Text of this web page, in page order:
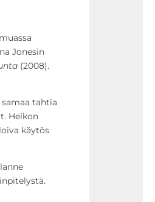
Jonesin
(2008).
tahtia
Heikon
käytös